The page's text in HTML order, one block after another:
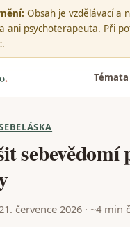
Obsah je vzdělávací a
ani psychoterapeuta. Při
. Témata
sebevědomí
července 2026 · ~4 min